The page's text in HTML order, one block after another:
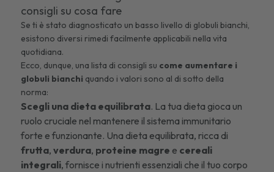
consigli su cosa fare
Se ti è stato diagnosticato un basso livello di globuli bianchi,
esistono diversi rimedi facilmente applicabili nella vita
quotidiana.
Ecco, dunque, una lista di consigli su come aumentare i
globuli bianchi quando i valori sono al di sotto della
norma:
Scegli una dieta equilibrata. La tua dieta gioca un
ruolo cruciale nel mantenere il sistema immunitario
forte e funzionante. Una dieta equilibrata, ricca di
frutta,verdura, proteine magre e cereali
integrali, fornisce i nutrienti essenziali che il tuo corpo